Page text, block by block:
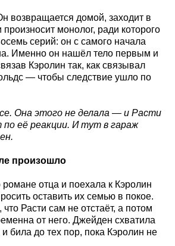
возвращается домой, заходит в
монолог, ради которого
серий: он с самого начала
Именно он нашёл тело первым и
Кэролин так, как связывал
— чтобы следствие ушло по
Она этого не делала — и Расти
её реакции. И тут в гараж
произошло
отца и поехала к Кэролин
оставить их семью в покое.
что Расти сам не отстаёт, а потом
от него. Джейден схватила
и била до тех пор, пока Кэролин не